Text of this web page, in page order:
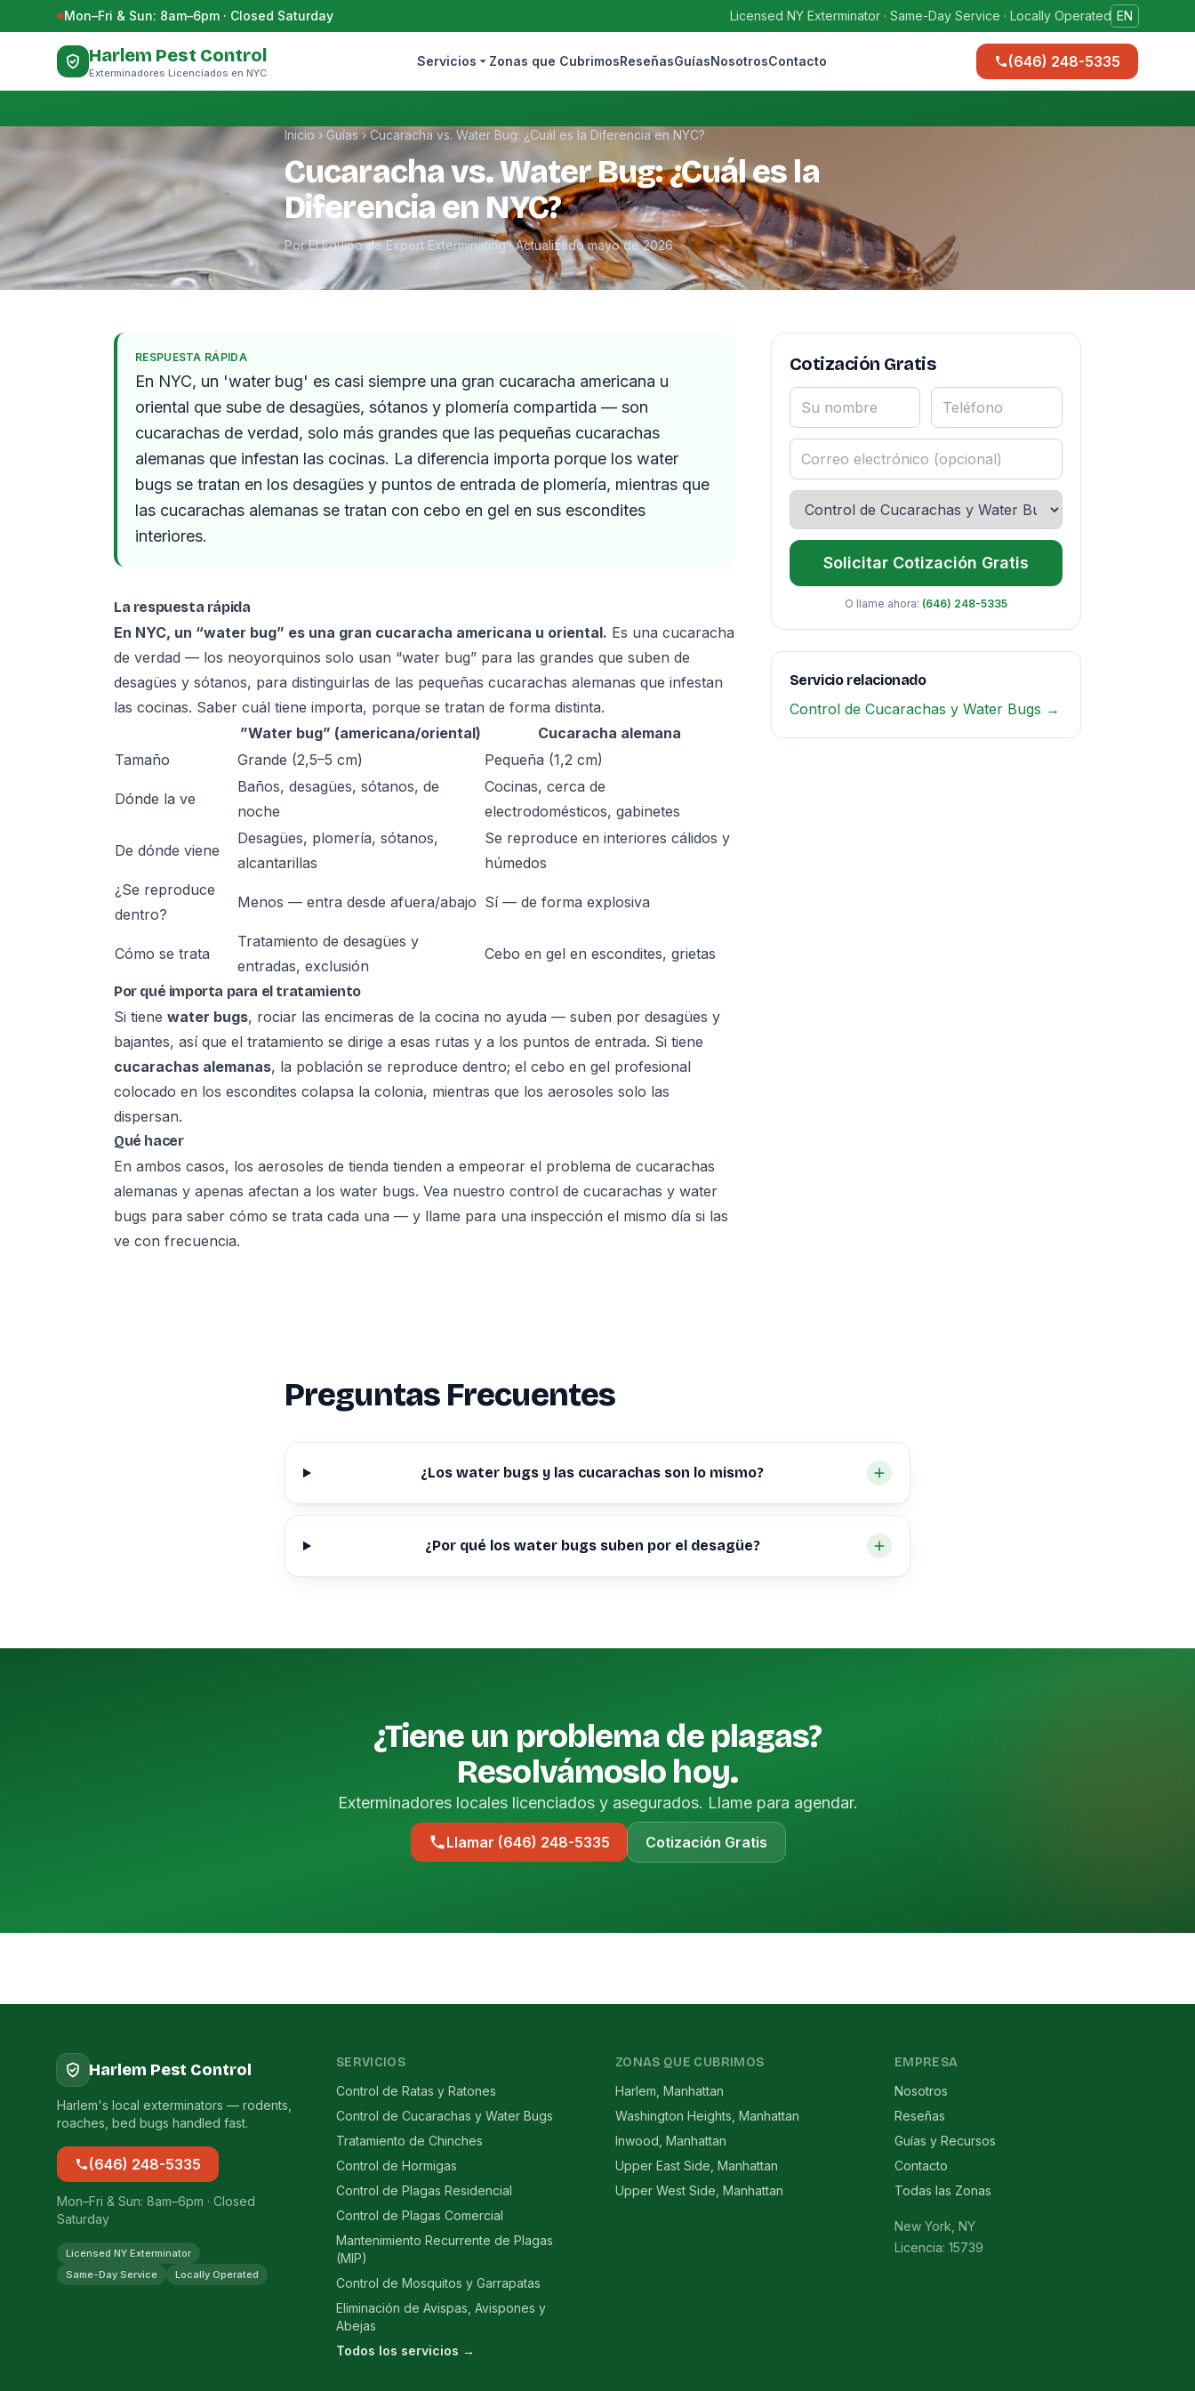
Saltar al contenidoMon–Fri & Sun: 8am–6pm · Closed Saturday Licensed NY Exterminator · Same-Day Service · Locally Operated EN
Harlem Pest Control
Exterminadores Licenciados en NYC
Servicios Zonas que CubrimosReseñasGuíasNosotrosContacto (646) 248-5335
Inicio › Guías›Cucaracha vs. Water Bug: ¿Cuál es la Diferencia en NYC?
Cucaracha vs. Water Bug: ¿Cuál es la
Diferencia en NYC?
Por El Equipo de Expert Exterminating · Actualizado mayo de 2026
RESPUESTA RÁPIDA
En NYC, un 'water bug' es casi siempre una gran cucaracha americana u
oriental que sube de desagües, sótanos y plomería compartida — son
cucarachas de verdad, solo más grandes que las pequeñas cucarachas
alemanas que infestan las cocinas. La diferencia importa porque los water
bugs se tratan en los desagües y puntos de entrada de plomería, mientras que
las cucarachas alemanas se tratan con cebo en gel en sus escondites
interiores.
La respuesta rápida
En NYC, un “water bug” es una gran cucaracha americana u oriental. Es una cucaracha
de verdad — los neoyorquinos solo usan “water bug” para las grandes que suben de
desagües y sótanos, para distinguirlas de las pequeñas cucarachas alemanas que infestan
las cocinas. Saber cuál tiene importa, porque se tratan de forma distinta.
”Water bug” (americana/oriental)
Cucaracha alemana
Tamaño
Grande (2,5–5 cm) Pequeña (1,2 cm)
Dónde la ve
Baños, desagües, sótanos, de
noche
Cocinas, cerca de
electrodomésticos, gabinetes
De dónde viene
Desagües, plomería, sótanos,
alcantarillas
Se reproduce en interiores cálidos y
húmedos
¿Se reproduce
dentro?
Menos — entra desde afuera/abajo Sí — de forma explosiva
Cómo se trata
Tratamiento de desagües y
entradas, exclusión
Cebo en gel en escondites, grietas
Por qué importa para el tratamiento
Si tiene water bugs, rociar las encimeras de la cocina no ayuda — suben por desagües y
bajantes, así que el tratamiento se dirige a esas rutas y a los puntos de entrada. Si tiene
cucarachas alemanas, la población se reproduce dentro; el cebo en gel profesional
colocado en los escondites colapsa la colonia, mientras que los aerosoles solo las
dispersan.
Qué hacer
En ambos casos, los aerosoles de tienda tienden a empeorar el problema de cucarachas
alemanas y apenas afectan a los water bugs. Vea nuestro control de cucarachas y water
bugs para saber cómo se trata cada una — y llame para una inspección el mismo día si las
ve con frecuencia.
Cotización Gratis
Solicitar Cotización Gratis
O llame ahora: (646) 248-5335
Servicio relacionado
Control de Cucarachas y Water Bugs →
Preguntas Frecuentes
¿Los water bugs y las cucarachas son lo mismo?
¿Por qué los water bugs suben por el desagüe?
¿Tiene un problema de plagas?
Resolvámoslo hoy.
Exterminadores locales licenciados y asegurados. Llame para agendar.
Llamar (646) 248-5335 Cotización Gratis
Harlem Pest Control
Harlem's local exterminators — rodents,
roaches, bed bugs handled fast.
(646) 248-5335
Mon–Fri & Sun: 8am–6pm · Closed
Saturday
Licensed NY Exterminator
Same-Day Service
Locally Operated
SERVICIOS
Control de Ratas y Ratones
Control de Cucarachas y Water Bugs
Tratamiento de Chinches
Control de Hormigas
Control de Plagas Residencial
Control de Plagas Comercial
Mantenimiento Recurrente de Plagas
(MIP)
Control de Mosquitos y Garrapatas
Eliminación de Avispas, Avispones y
Abejas
Todos los servicios →
ZONAS QUE CUBRIMOS
Harlem, Manhattan
Washington Heights, Manhattan
Inwood, Manhattan
Upper East Side, Manhattan
Upper West Side, Manhattan
EMPRESA
Nosotros
Reseñas
Guías y Recursos
Contacto
Todas las Zonas
New York, NY
Licencia: 15739